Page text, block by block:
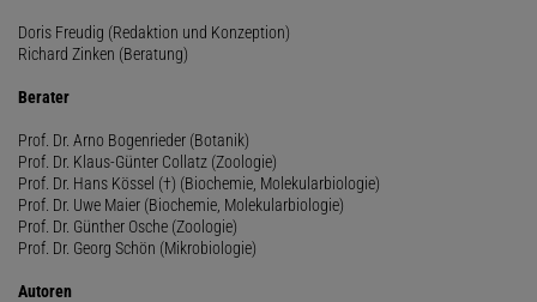
Doris Freudig (Redaktion und Konzeption)
Richard Zinken (Beratung)
Berater
Prof. Dr. Arno Bogenrieder (Botanik)
Prof. Dr. Klaus-Günter Collatz (Zoologie)
Prof. Dr. Hans Kössel (†) (Biochemie, Molekularbiologie)
Prof. Dr. Uwe Maier (Biochemie, Molekularbiologie)
Prof. Dr. Günther Osche (Zoologie)
Prof. Dr. Georg Schön (Mikrobiologie)
Autoren